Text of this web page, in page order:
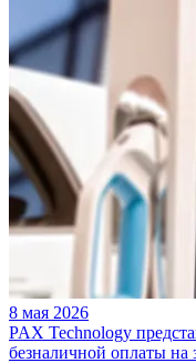
8 мая 2026
PAX Technology
безналичной оплаты на